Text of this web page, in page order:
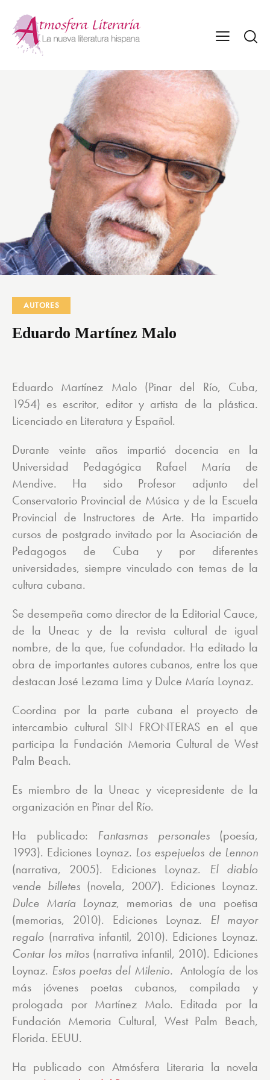
AUTORES
Eduardo Martínez Malo
Eduardo Martínez Malo (Pinar del Río, Cuba,
1954) es escritor, editor y artista de la plástica.
Licenciado en Literatura y Español.
Durante veinte años impartió docencia en la
Universidad Pedagógica Rafael María de
Mendive. Ha sido Profesor adjunto del
Conservatorio Provincial de Música y de la Escuela
Provincial de Instructores de Arte. Ha impartido
cursos de postgrado invitado por la Asociación de
Pedagogos de Cuba y por diferentes
universidades, siempre vinculado con temas de la
cultura cubana.
Se desempeña como director de la Editorial Cauce,
de la Uneac y de la revista cultural de igual
nombre, de la que, fue cofundador. Ha editado la
obra de importantes autores cubanos, entre los que
destacan José Lezama Lima y Dulce María Loynaz.
Coordina por la parte cubana el proyecto de
intercambio cultural SIN FRONTERAS en el que
participa la Fundación Memoria Cultural de West
Palm Beach.
Es miembro de la Uneac y vicepresidente de la
organización en Pinar del Río.
Ha publicado: Fantasmas personales(poesía,
1993). Ediciones Loynaz. Los espejuelos de Lennon
(narrativa, 2005). Ediciones Loynaz. El diablo
vende billetes (novela, 2007). Ediciones Loynaz.
Dulce María Loynaz, memorias de una poetisa
(memorias, 2010). Ediciones Loynaz. El mayor
regalo (narrativa infantil, 2010). Ediciones Loynaz.
Contar los mitos(narrativa infantil, 2010). Ediciones
Loynaz. Estos poetas del Milenio. Antología de los
más jóvenes poetas cubanos, compilada y
prologada por Martínez Malo. Editada por la
Fundación Memoria Cultural, West Palm Beach,
Florida. EEUU.
Ha publicado con Atmósfera Literaria la novela